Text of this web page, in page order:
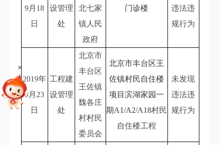
9月18
日
设管理
处
北七家
镇人民
政府
门诊楼
违法违
规行为
2019年
9月23
日
工程建
设管理
处
北京市
丰台区
王佐镇
魏各庄
村村民
委员会
北京市丰台区王
佐镇村民自住楼
项目滨湖家园一
期A1/A2/A18村民
自住楼工程
未发现
违法违
规行为
+